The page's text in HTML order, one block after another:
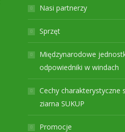
Nasi partnerzy
Sprzęt
Międzynarodowe
odpowiedniki w windach
Cechy charakterystyczne
ziarna SUKUP
Promocje